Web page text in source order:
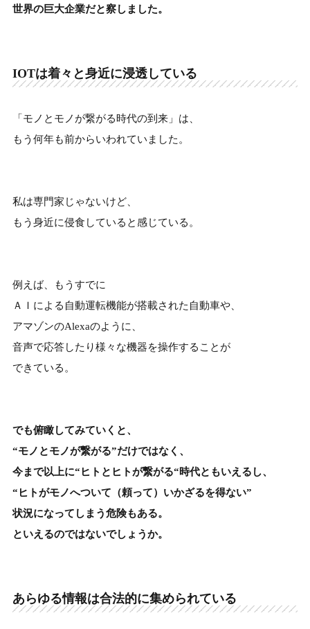
世界の巨大企業だと察しました。
IOTは着々と身近に浸透している
「モノとモノが繋がる時代の到来」は、
もう何年も前からいわれていました。
私は専門家じゃないけど、
もう身近に侵食していると感じている。
例えば、もうすでに
ＡＩによる自動運転機能が搭載された自動車や、
アマゾンのAlexaのように、
音声で応答したり様々な機器を操作することが
できている。
でも俯瞰してみていくと、
“モノとモノが繋がる”だけではなく、
今まで以上に“ヒトとヒトが繋がる“時代ともいえるし、
“ヒトがモノへついて（頼って）いかざるを得ない”
状況になってしまう危険もある。
といえるのではないでしょうか。
あらゆる情報は合法的に集められている